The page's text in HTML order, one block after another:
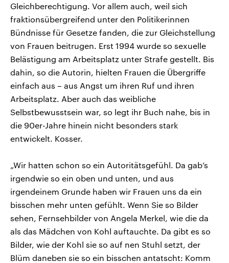
Gleichberechtigung. Vor allem auch, weil sich
fraktionsübergreifend unter den Politikerinnen
Bündnisse für Gesetze fanden, die zur Gleichstellung
von Frauen beitrugen. Erst 1994 wurde so sexuelle
Belästigung am Arbeitsplatz unter Strafe gestellt. Bis
dahin, so die Autorin, hielten Frauen die Übergriffe
einfach aus – aus Angst um ihren Ruf und ihren
Arbeitsplatz. Aber auch das weibliche
Selbstbewusstsein war, so legt ihr Buch nahe, bis in
die 90er-Jahre hinein nicht besonders stark
entwickelt. Kosser.
„Wir hatten schon so ein Autoritätsgefühl. Da gab’s
irgendwie so ein oben und unten, und aus
irgendeinem Grunde haben wir Frauen uns da ein
bisschen mehr unten gefühlt. Wenn Sie so Bilder
sehen, Fernsehbilder von Angela Merkel, wie die da
als das Mädchen von Kohl auftauchte. Da gibt es so
Bilder, wie der Kohl sie so auf nen Stuhl setzt, der
Blüm daneben sie so ein bisschen antatscht: Komm